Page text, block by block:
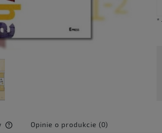
*
Opinie o produkcie (0)